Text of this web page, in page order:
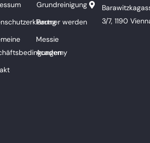
Grundreinigung
Partner werden
Messie
Academy
3/7, 1190